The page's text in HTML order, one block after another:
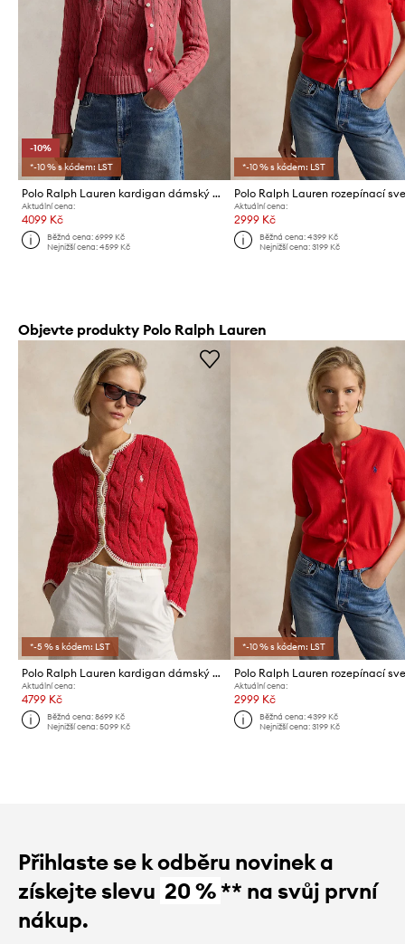
-10%
*-10 % s kódem: LST
Polo Ralph Lauren kardigan dámský bavlněný
Aktuální cena:
4099 Kč
Běžná cena:6999 Kč
Nejnižší cena:4599 Kč
*-10 % s kódem: LST
Aktuální cena:
2999 Kč
Běžná cena: 4399 Kč
Nejnižší cena: 3199 Kč
Objevte produkty Polo Ralph Lauren
*-5 % s kódem: LST
Polo Ralph Lauren kardigan dámský bavlněný COTTON-SWEATER-CARDIGAN
Aktuální cena:
4799 Kč
Běžná cena:8699 Kč
Nejnižší cena:5099 Kč
*-10 % s kódem: LST
Aktuální cena:
2999 Kč
Běžná cena: 4399 Kč
Nejnižší cena: 3199 Kč
Přihlaste se k odběru novinek a
získejte slevu 20 %** na svůj první
nákup.